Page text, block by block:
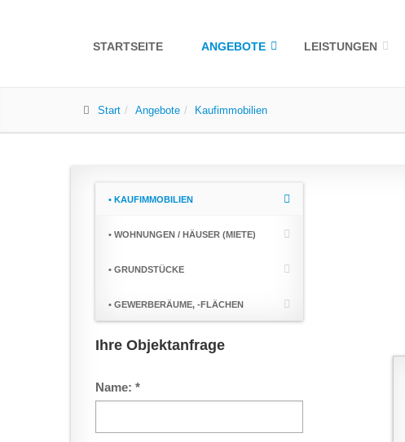
STARTSEITE ANGEBOTE LEISTUNGEN
Start Angebote Kaufimmobilien
• KAUFIMMOBILIEN
• WOHNUNGEN / HÄUSER (MIETE)
• GRUNDSTÜCKE
• GEWERBERÄUME, -FLÄCHEN
Ihre Objektanfrage
Name: *